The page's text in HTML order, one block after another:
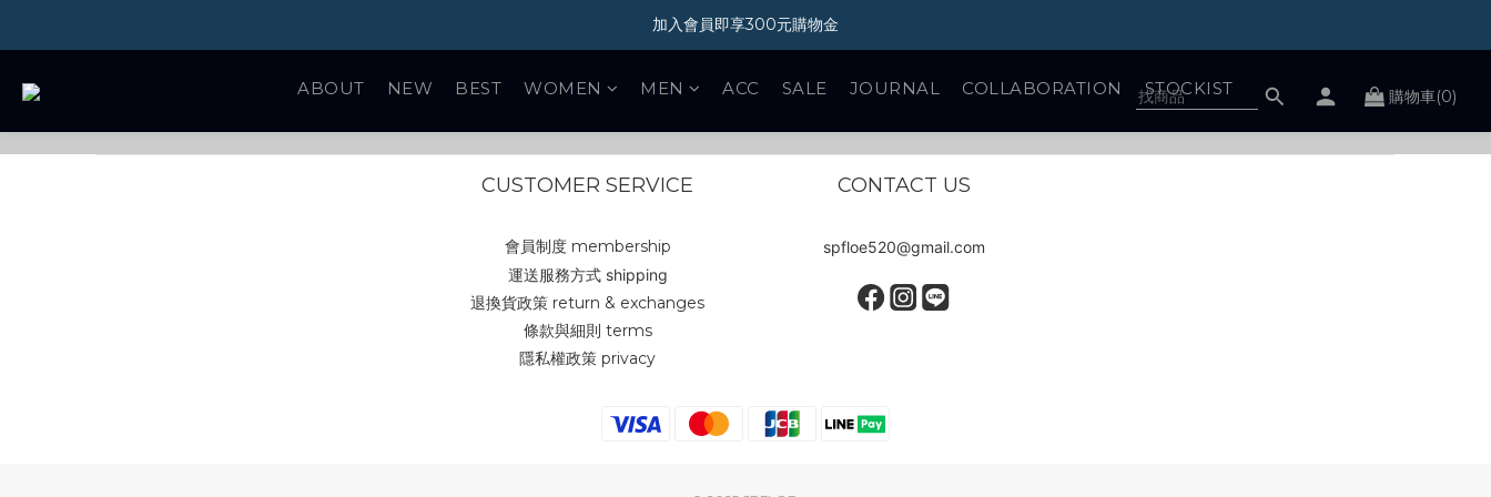
加入會員即享300元購物金
加入會員即享300元購物金
購物車(0)
ABOUT NEW BEST WOMEN MEN ACC SALE JOURNAL COLLABORATION STOCKIST
SHOP MEN SHOP WOMEN
CUSTOMER SERVICE
會員制度 membership
運送服務方式 shipping
退換貨政策 return & exchanges
條款與細則 terms
隱私權政策 privacy
CONTACT US
spfloe520@gmail.com